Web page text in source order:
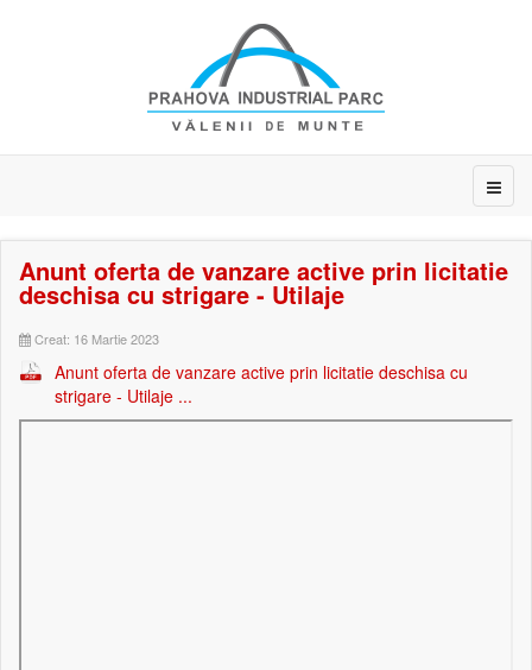
Anunt oferta de vanzare active prin licitatie
deschisa cu strigare - Utilaje
Creat: 16 Martie 2023
Anunt oferta de vanzare active prin licitatie deschisa cu
strigare - Utilaje ...